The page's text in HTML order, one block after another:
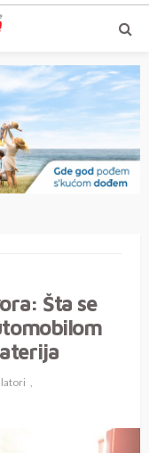
Šta se